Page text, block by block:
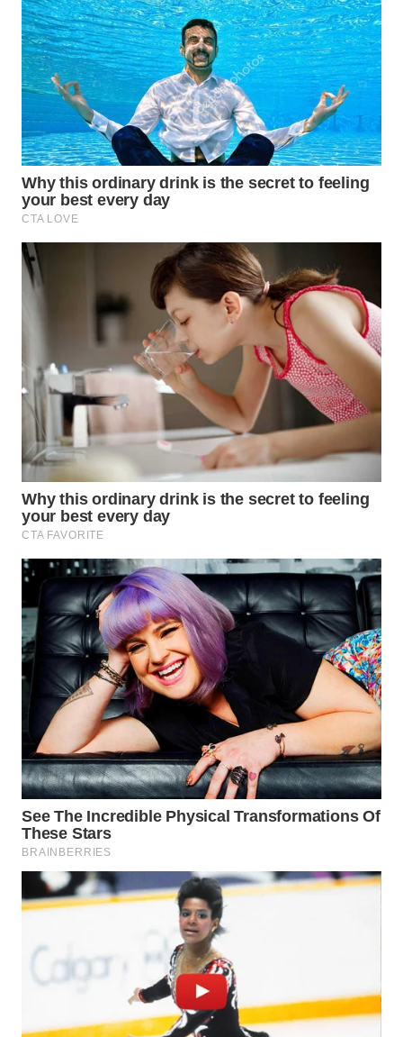
SUMEDANG
WN
CIANJUR
WN
KEPULAUAN
SERIBU
WN
WN
CIREBON
WN
INDRAMAYU
WN
KUNINGAN
MAJALENGKA
WN
SUBANG
WN
SUKABUMI
WN
PURWAKARTA
WN
PRIANGAN
TIMUR
WN
SOLO